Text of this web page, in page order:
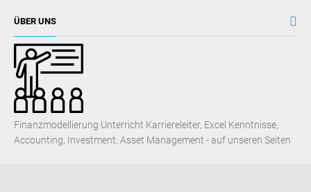
ÜBER UNS
Finanzmodellierung Unterricht Karriereleiter, Excel Kenntnisse,
Accounting, Investment, Asset Management - auf unseren Seiten